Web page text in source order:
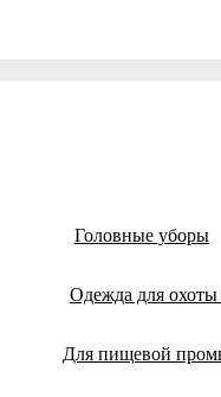
Головные уборы
Одежда для
Для пищевой